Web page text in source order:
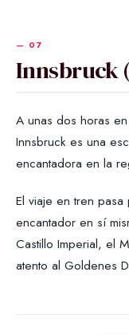
Innsbruck (
A unas dos horas
Innsbruck es una
encantadora en la
El viaje en tren
encantador en sí
Castillo Imperial, el
atento al Goldenes